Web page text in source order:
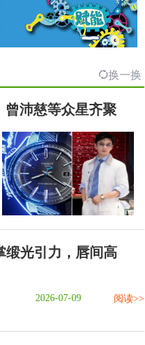
换一换
曾沛慈等众星齐聚
缎光引力，唇间高
2026-07-09 阅读>>